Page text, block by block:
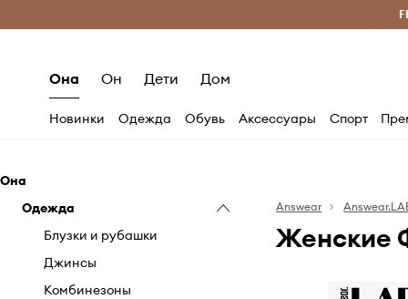
Бесплатная доставка из ЕС (от 2800 грн)
Она Он Дети Дом
Новинки Одежда Обувь Аксессуары Спорт
Она
Одежда
Блузки и рубашки
Джинсы
Комбинезоны
Answear
Женские